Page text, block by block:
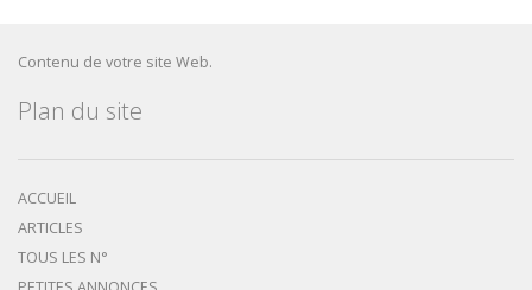
Contenu de votre site Web.
Plan du site
ACCUEIL
ARTICLES
TOUS LES N°